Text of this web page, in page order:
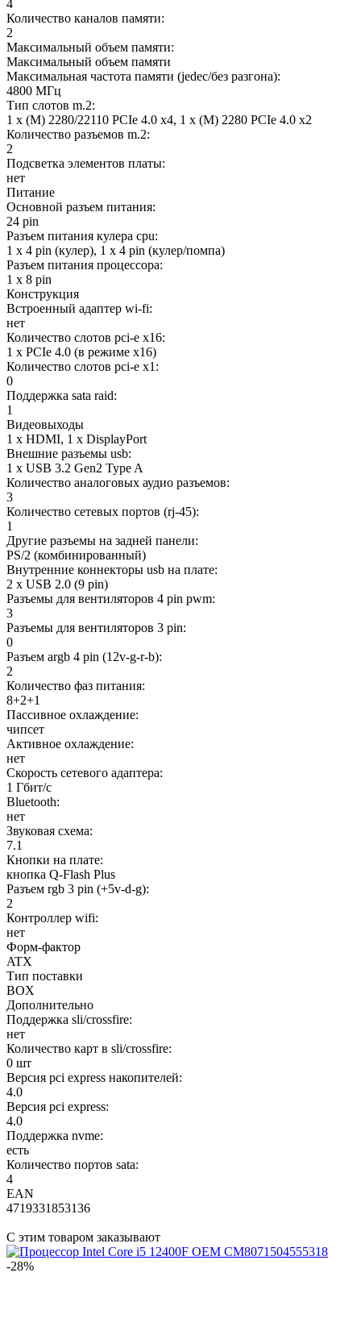
4
Количество каналов памяти:
2
Максимальный объем памяти:
Максимальный объем памяти
Максимальная частота памяти (jedec/без разгона):
4800 МГц
Тип слотов m.2:
1 х (M) 2280/22110 PCIe 4.0 x4, 1 х (M) 2280 PCIe 4.0 x2
Количество разъемов m.2:
2
Подсветка элементов платы:
нет
Питание
Основной разъем питания:
24 pin
Разъем питания кулера cpu:
1 x 4 pin (кулер), 1 x 4 pin (кулер/помпа)
Разъем питания процессора:
1 x 8 pin
Конструкция
Встроенный адаптер wi-fi:
нет
Количество слотов pci-e x16:
1 x PCIe 4.0 (в режиме x16)
Количество слотов pci-e x1:
0
Поддержка sata raid:
1
Видеовыходы
1 x HDMI, 1 x DisplayPort
Внешние разъемы usb:
1 x USB 3.2 Gen2 Type A
Количество аналоговых аудио разъемов:
3
Количество сетевых портов (rj-45):
1
Другие разъемы на задней панели:
PS/2 (комбинированный)
Внутренние коннекторы usb на плате:
2 x USB 2.0 (9 pin)
Разъемы для вентиляторов 4 pin pwm:
3
Разъемы для вентиляторов 3 pin:
0
Разъем argb 4 pin (12v-g-r-b):
2
Количество фаз питания:
8+2+1
Пассивное охлаждение:
чипсет
Активное охлаждение:
нет
Скорость сетевого адаптера:
1 Гбит/с
Bluetooth:
нет
Звуковая схема:
7.1
Кнопки на плате:
кнопка Q-Flash Plus
Разъем rgb 3 pin (+5v-d-g):
2
Контроллер wifi:
нет
Форм-фактор
ATX
Тип поставки
BOX
Дополнительно
Поддержка sli/crossfire:
нет
Количество карт в sli/crossfire:
0 шт
Версия pci express накопителей:
4.0
Версия pci express:
4.0
Поддержка nvme:
есть
Количество портов sata:
4
EAN
4719331853136
С этим товаром заказывают
-28%